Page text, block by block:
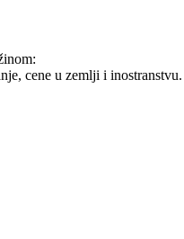
cene u zemlji i inostranstvu.